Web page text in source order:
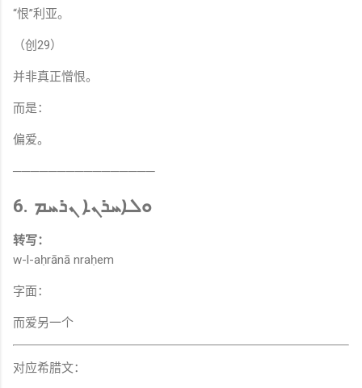
“恨”利亚。
（创29）
并非真正憎恨。
而是：
偏爱。
────────────────
6. ܘܠܐܚܪܢܐ ܢܪܚܡ
转写：
w-l-aḥrānā nraḥem
字面：
而爱另一个
对应希腊文：